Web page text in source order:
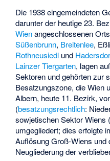
Die 1938 eingemeindeten
darunter der heutige 23.
Wienangeschlossenen
Süßenbrunn, Breitenlee,
Rothneusiedl und
Lainzer Tiergarten, lagen
Sektoren und gehörten zur
Besatzungszone, die Wien
Albern, heute 11. Bezirk,
(besatzungsrechtlich:
sowjetischen Sektor Wiens
umgegliedert; dies erfolgte
Auflösung Groß-Wiens und
Neugliederung der